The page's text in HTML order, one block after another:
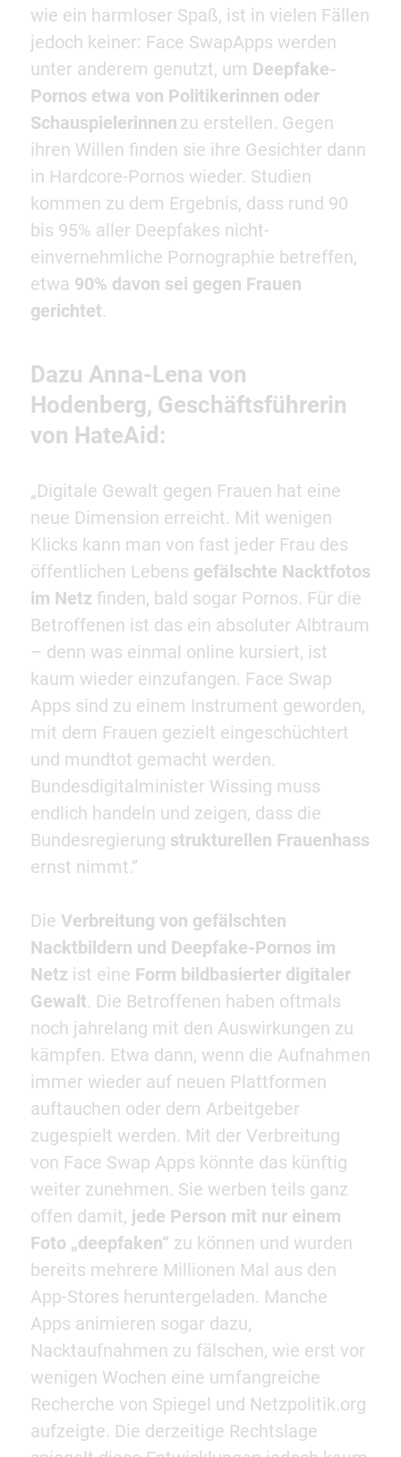
wie ein harmloser Spaß, ist in vielen Fällen
jedoch keiner: Face SwapApps werden
unter anderem genutzt, um Deepfake-
Pornos etwa von Politikerinnen oder
Schauspielerinnen zu erstellen. Gegen
ihren Willen finden sie ihre Gesichter dann
in Hardcore-Pornos wieder. Studien
kommen zu dem Ergebnis, dass rund 90
bis 95% aller Deepfakes nicht-
einvernehmliche Pornographie betreffen,
etwa 90% davon sei gegen Frauen
gerichtet.
Dazu Anna-Lena von
Hodenberg, Geschäftsführerin
von HateAid:
„Digitale Gewalt gegen Frauen hat eine
neue Dimension erreicht. Mit wenigen
Klicks kann man von fast jeder Frau des
öffentlichen Lebens gefälschte Nacktfotos
im Netz finden, bald sogar Pornos. Für die
Betroffenen ist das ein absoluter Albtraum
– denn was einmal online kursiert, ist
kaum wieder einzufangen. Face Swap
Apps sind zu einem Instrument geworden,
mit dem Frauen gezielt eingeschüchtert
und mundtot gemacht werden.
Bundesdigitalminister Wissing muss
endlich handeln und zeigen, dass die
Bundesregierung strukturellen Frauenhass
ernst nimmt.”
Die Verbreitung von gefälschten
Nacktbildern und Deepfake-Pornos im
Netz ist eine Form bildbasierter digitaler
Gewalt. Die Betroffenen haben oftmals
noch jahrelang mit den Auswirkungen zu
kämpfen. Etwa dann, wenn die Aufnahmen
immer wieder auf neuen Plattformen
auftauchen oder dem Arbeitgeber
zugespielt werden. Mit der Verbreitung
von Face Swap Apps könnte das künftig
weiter zunehmen. Sie werben teils ganz
offen damit, jede Person mit nur einem
Foto „deepfaken“ zu können und wurden
bereits mehrere Millionen Mal aus den
App-Stores heruntergeladen. Manche
Apps animieren sogar dazu,
Nacktaufnahmen zu fälschen, wie erst vor
wenigen Wochen eine umfangreiche
Recherche von Spiegel und Netzpolitik.org
aufzeigte. Die derzeitige Rechtslage